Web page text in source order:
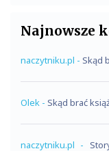
Najnowsze
naczytniku.pl - Skąd
Olek - Skąd brać
naczytniku.pl -